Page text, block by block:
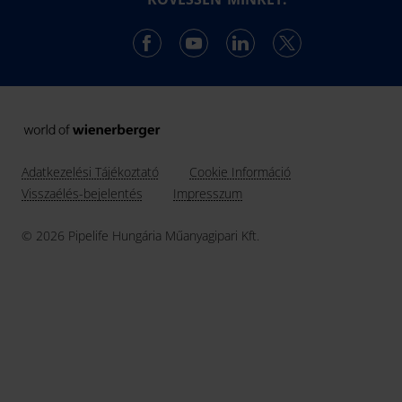
Ελλάδα
Hrvatska
Nederland
Österreich
Adatkezelési Tájékoztató
Cookie Információ
Visszaélés-bejelentés
Impresszum
© 2026 Pipelife Hungária Műanyagipari Kft.